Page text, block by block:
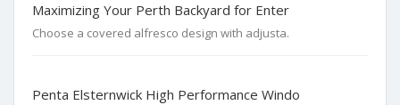
Maximizing Your Perth Backyard for Enter
Choose a covered alfresco design with adjusta.
Penta Elsternwick High Performance Windo